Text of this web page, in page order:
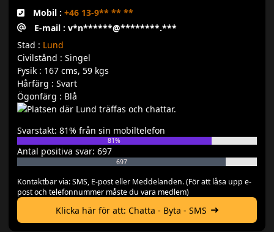
Mobil : +46 13-9** ** **
E-mail : v*n******@********.***
Stad : Lund
Civilstånd : Singel
Fysik : 167 cms, 59 kgs
Hårfärg : Svart
Ögonfärg : Blå
Svarstakt: 81% från sin mobiltelefon
81%
Antal positiva svar: 697
697
Kontaktbar via: SMS, E-post eller Meddelanden. (För att låsa upp e-
post och telefonnummer måste du vara medlem)
Klicka här för att: Chatta - Byta - SMS